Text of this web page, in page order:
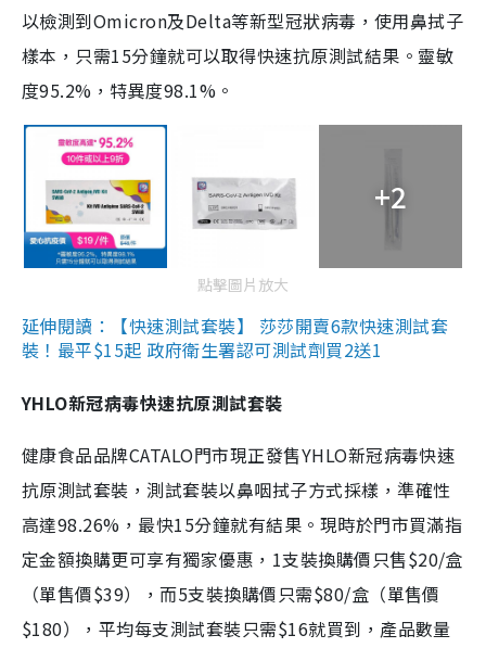
以檢測到Omicron及Delta等新型冠狀病毒，使用鼻拭子
樣本，只需15分鐘就可以取得快速抗原測試結果。靈敏
度95.2%，特異度98.1%。
+2
點擊圖片放大
延伸閱讀：【快速測試套裝】 莎莎開賣6款快速測試套
裝！最平$15起 政府衛生署認可測試劑買2送1
YHLO新冠病毒快速抗原測試套裝
健康食品品牌CATALO門市現正發售YHLO新冠病毒快速
抗原測試套裝，測試套裝以鼻咽拭子方式採樣，準確性
高達98.26%，最快15分鐘就有結果。現時於門市買滿指
定金額換購更可享有獨家優惠，1支裝換購價只售$20/盒
（單售價$39），而5支裝換購價只需$80/盒（單售價
$180），平均每支測試套裝只需$16就買到，產品數量